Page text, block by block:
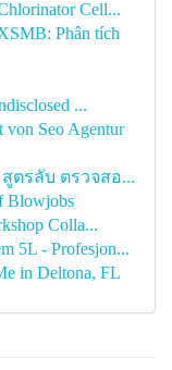
Cell...
Phân tích
...
von Seo Agentur
ตรลับ ตรวจสอ...
Blowjobs
Colla...
5L - Profesjon...
in Deltona, FL